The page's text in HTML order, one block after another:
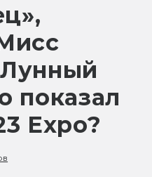
показал
Expo?